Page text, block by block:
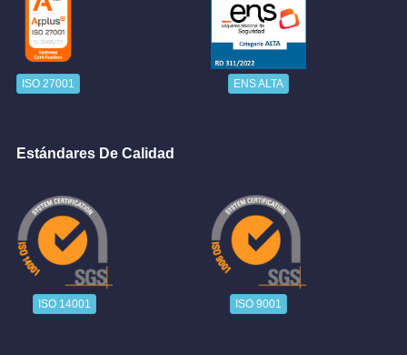
ISO 27001 ENS ALTA
Estándares De Calidad
ISO 14001 ISO 9001